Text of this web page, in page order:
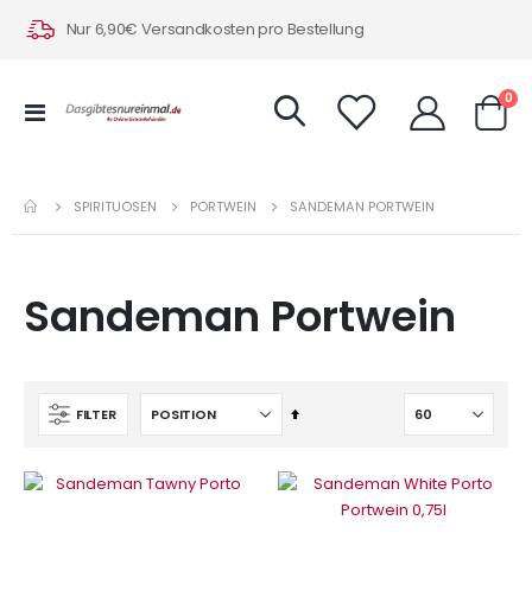
Nur 6,90€ Versandkosten pro Bestellung
Navigation
0
SPIRITUOSEN PORTWEIN SANDEMAN PORTWEIN
Sandeman Portwein
FILTER
In
IN DEN WARENKORB
IN DEN WARENKORB